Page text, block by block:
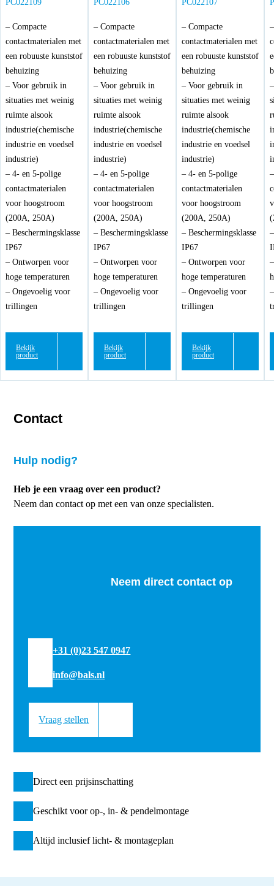
PC022109
– Compacte
contactmaterialen met
een robuuste kunststof
behuizing
– Voor gebruik in
situaties met weinig
ruimte alsook
industrie(chemische
industrie en voedsel
industrie)
– 4- en 5-polige
contactmaterialen
voor hoogstroom
(200A, 250A)
– Beschermingsklasse
IP67
– Ontworpen voor
hoge temperaturen
– Ongevoelig voor
trillingen
Bekijk
product
PC022106
– Compacte
contactmaterialen met
een robuuste kunststof
behuizing
– Voor gebruik in
situaties met weinig
ruimte alsook
industrie(chemische
industrie en voedsel
industrie)
– 4- en 5-polige
contactmaterialen
voor hoogstroom
(200A, 250A)
– Beschermingsklasse
IP67
– Ontworpen voor
hoge temperaturen
– Ongevoelig voor
trillingen
Bekijk
product
PC022107
– Compacte
contactmaterialen met
een robuuste kunststof
behuizing
– Voor gebruik in
situaties met weinig
ruimte alsook
industrie(chemische
industrie en voedsel
industrie)
– 4- en 5-polige
contactmaterialen
voor hoogstroom
(200A, 250A)
– Beschermingsklasse
IP67
– Ontworpen voor
hoge temperaturen
– Ongevoelig voor
trillingen
Bekijk
product
Contact
Hulp nodig?
Heb je een vraag over een product?
Neem dan contact op met een van onze specialisten.
Neem direct contact op
+31 (0)23 547 0947
info@bals.nl
Vraag stellen
Direct een prijsinschatting
Geschikt voor op-, in- & pendelmontage
Altijd inclusief licht- & montageplan